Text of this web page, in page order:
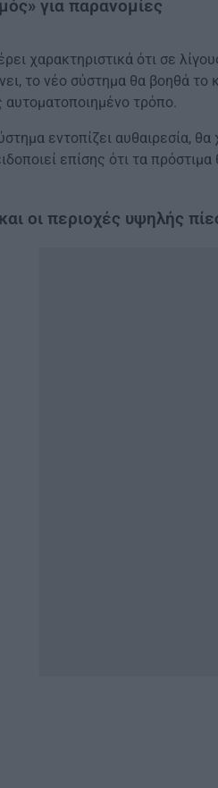
για παρανομίες
χαρακτηριστικά ότι σε
το νέο σύστημα θα βοηθά το
αυτοματοποιημένο τρόπο.
εντοπίζει αυθαιρεσία,
επίσης ότι τα πρόστιμα
οι περιοχές υψηλής